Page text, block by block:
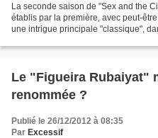
La seconde saison de "Sex and the
établis par la première, avec peut-
une intrigue principale "classique",
Le "Figueira Rubaiyat"
renommée ?
Publié le 26/12/2012 à 08:35
Par Excessif